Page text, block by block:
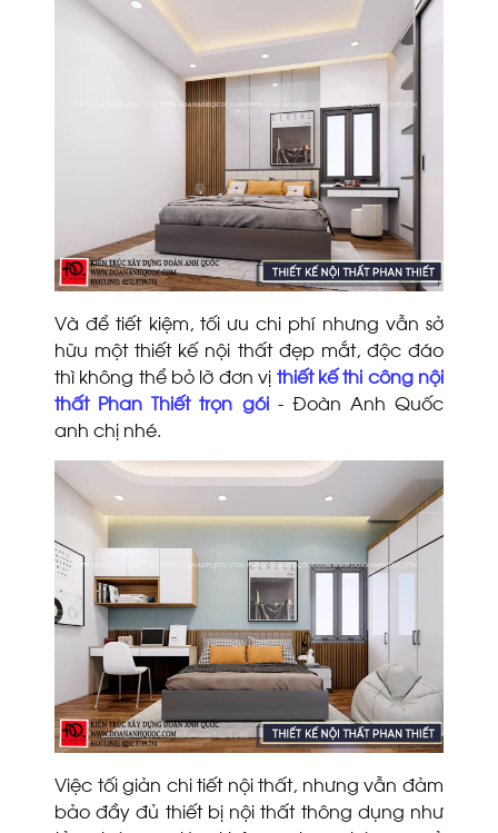
Và để tiết kiệm, tối ưu chi phí nhưng vẫn sở
hữu một thiết kế nội thất đẹp mắt, độc đáo
thì không thể bỏ lỡ đơn vị thiết kế thi công nội
thất Phan Thiết trọn gói- Đoàn Anh Quốc
anh chị nhé.
Việc tối giản chi tiết nội thất, nhưng vẫn đảm
bảo đầy đủ thiết bị nội thất thông dụng như